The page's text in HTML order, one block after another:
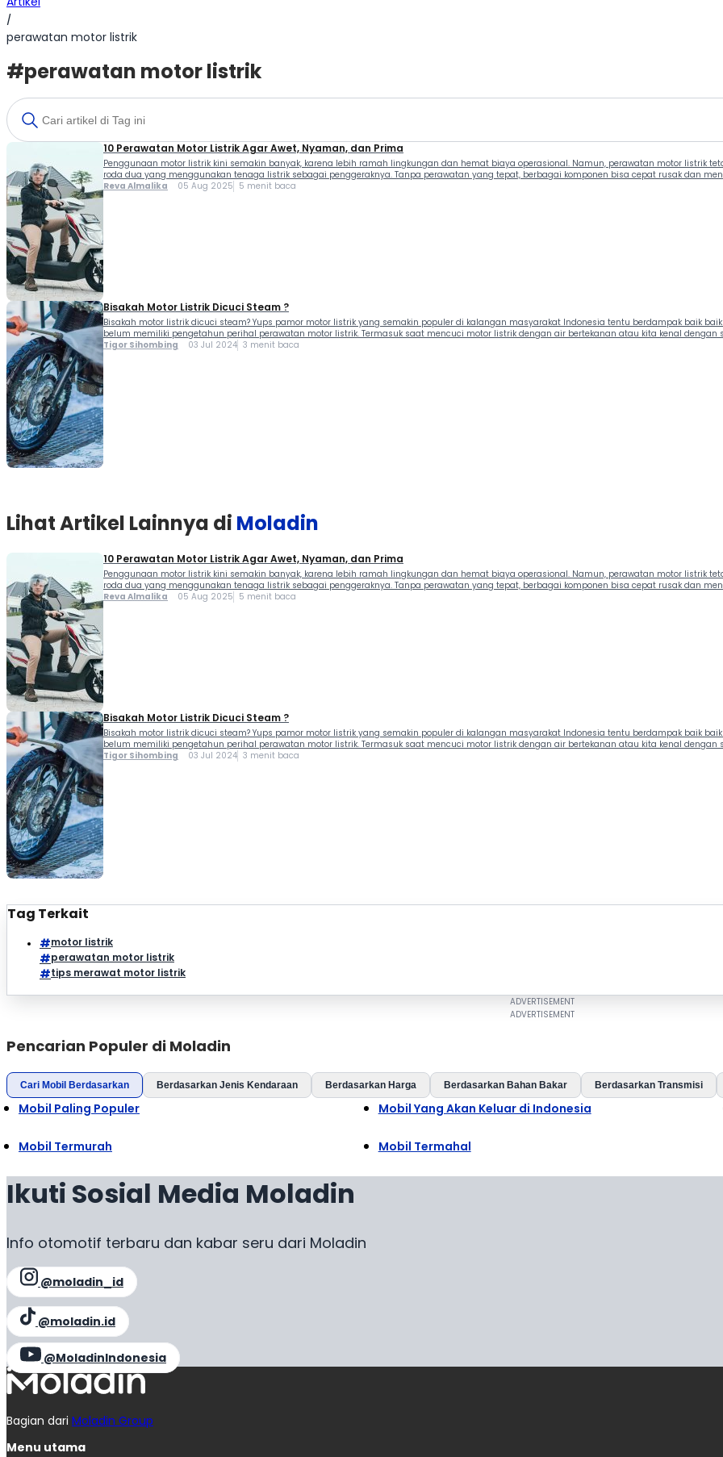
/
perawatan motor listrik
#perawatan motor listrik
10 Perawatan Motor Listrik Agar Awet, Nyaman, dan Prima
Penggunaan motor listrik kini semakin banyak, karena lebih ramah lingkungan dan hemat biaya operasional. Namun, perawatan motor listrik
roda dua yang menggunakan tenaga listrik sebagai penggeraknya. Tanpa perawatan yang tepat, berbagai komponen bisa cepat rusak dan
Reva Almalika 05 Aug 2025 5 menit baca
Bisakah Motor Listrik Dicuci Steam ?
Bisakah motor listrik dicuci steam? Yups pamor motor listrik yang semakin populer di kalangan masyarakat Indonesia tentu berdampak baik
belum memiliki pengetahun perihal perawatan motor listrik. Termasuk saat mencuci motor listrik dengan air bertekanan atau kita kenal dengan
Tigor Sihombing 03 Jul 2024 3 menit baca
Lihat Artikel Lainnya di Moladin
10 Perawatan Motor Listrik Agar Awet, Nyaman, dan Prima
Penggunaan motor listrik kini semakin banyak, karena lebih ramah lingkungan dan hemat biaya operasional. Namun, perawatan motor listrik
roda dua yang menggunakan tenaga listrik sebagai penggeraknya. Tanpa perawatan yang tepat, berbagai komponen bisa cepat rusak dan
Reva Almalika 05 Aug 2025 5 menit baca
Bisakah Motor Listrik Dicuci Steam ?
Bisakah motor listrik dicuci steam? Yups pamor motor listrik yang semakin populer di kalangan masyarakat Indonesia tentu berdampak baik
belum memiliki pengetahun perihal perawatan motor listrik. Termasuk saat mencuci motor listrik dengan air bertekanan atau kita kenal dengan
Tigor Sihombing 03 Jul 2024 3 menit baca
Tag Terkait
motor listrik
perawatan motor listrik
tips merawat motor listrik
Pencarian Populer di Moladin
Cari Mobil Berdasarkan Berdasarkan Jenis Kendaraan Berdasarkan Harga Berdasarkan Bahan Bakar Berdasarkan Transmisi
Mobil Paling Populer Mobil Yang Akan Keluar di Indonesia
Mobil Termurah Mobil Termahal
Ikuti Sosial Media Moladin
Info otomotif terbaru dan kabar seru dari Moladin
@moladin_id
@moladin.id
@MoladinIndonesia
Bagian dari Moladin Group
Menu utama